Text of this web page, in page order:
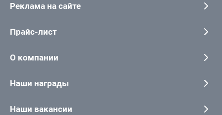
Реклама на сайте
Прайс-лист
О компании
Наши награды
Наши вакансии